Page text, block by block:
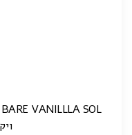
BARE VANILLLA SOL | בר ונילה סול ספריי גוף | 250 מ"ל